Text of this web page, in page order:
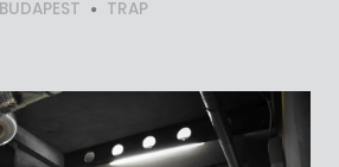
BUDAPEST TRAP